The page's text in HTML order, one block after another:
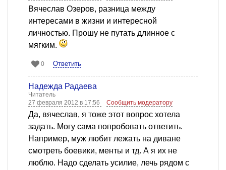
Вячеслав Озеров, разница между
интересами в жизни и интересной
личностью. Прошу не путать длинное с
мягким.
0 Ответить
Надежда Радаева
Читатель
27 февраля 2012 в 17:56
Сообщить модератору
Да, вячеслав, я тоже этот вопрос хотела
задать. Могу сама попробовать ответить.
Например, муж любит лежать на диване
смотреть боевики, менты и тд. А я их не
люблю. Надо сделать усилие, лечь рядом с